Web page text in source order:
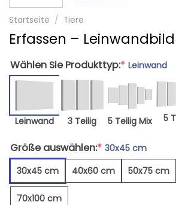
Startseite / Tiere
Erfassen – Leinwandbild
Wählen Sie Produkttyp:* Leinwand
Leinwand 3 Teilig 5 Teilig Mix 5
Größe auswählen:* 30x45 cm
30x45 cm
40x60 cm 50x75 cm
70x100 cm